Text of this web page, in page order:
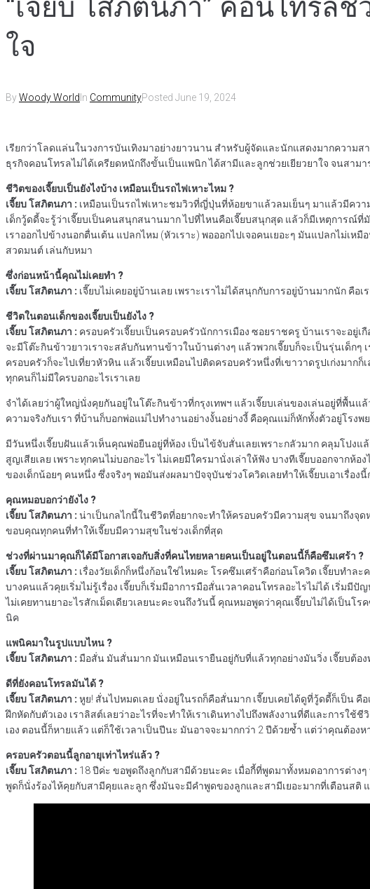
“เจี๊ยบ โสภิตนภา” คอนโทรล
ใจ
ByWoody World In CommunityPosted June 19, 2024
เรียกว่าโลดแล่นในวงการบันเทิงมาอย่างยาวนาน สำหรับผู้จัดและนักแสดงมากความส
ธุรกิจคอนโทรลไม่ได้เครียดหนักถึงขั้นเป็นแพนิก ได้สามีและลูกช่วยเยียวยาใจ จนสาม
ชีวิตของเจี๊ยบเป็นยังไงบ้าง เหมือนเป็นรถไฟเหาะไหม ?
เจี๊ยบ โสภิตนภา : เหมือนเป็นรถไฟเหาะชมวิวที่ญี่ปุ่นที่ห้อยขาแล้วลมเย็นๆ มาแล้วมีคว
เด็กวู้ดดี้จะรู้ว่าเจี๊ยบเป็นคนสนุกสนานมาก ไปที่ไหนคือเจี๊ยบสนุกสุด แล้วก็มีเหตุการณ์ที่
เราออกไปข้างนอกตื่นเต้น แปลกไหม (หัวเราะ) พอออกไปเจอคนเยอะๆ มันแปลกไม่เ
สวดมนต์ เล่นกับหมา
ซึ่งก่อนหน้านี้คุณไม่เคยทำ ?
เจี๊ยบ โสภิตนภา : เจี๊ยบไม่เคยอยู่บ้านเลย เพราะเราไม่ได้สนุกกับการอยู่บ้านมากนัก
ชีวิตในตอนเด็กของเจี๊ยบเป็นยังไง ?
เจี๊ยบ โสภิตนภา : ครอบครัวเจี๊ยบเป็นครอบครัวนักการเมือง ซอยราชครู บ้านเราจะ
จะมีโต๊ะกินข้าวยาวเราจะสลับกันทานข้าวในบ้านต่างๆ แล้วพวกเจี๊ยบก็จะเป็นรุ่นเด็
ครอบครัวก็จะไปเที่ยวหัวหิน แล้วเจี๊ยบเหมือนไปติดครอบครัวหนึ่งที่เขาวาดรูปเก่งมา
ทุกคนก็ไม่มีใครบอกอะไรเราเลย
จำได้เลยว่าผู้ใหญ่นั่งคุยกันอยู่ในโต๊ะกินข้าวที่กรุงเทพฯ แล้วเจี๊ยบเล่นของเล่นอยู่ที่พื้น
ความจริงกับเรา ที่บ้านก็บอกพ่อแม่ไปทำงานอย่างงั้นอย่างงี้ คือคุณแม่ก็หักทั้งตัวอยู่โรงพ
มีวันหนึ่งเจี๊ยบฝันแล้วเห็นคุณพ่อยืนอยู่ที่ห้อง เป็นไข้จับสั่นเลยเพราะกลัวมาก คลุมโปงแ
สูญเสียเลย เพราะทุกคนไม่บอกอะไร ไม่เคยมีใครมานั่งเล่าให้ฟัง บางทีเจี๊ยบออกจากห้
ของเด็กน้อยๆ คนหนึ่ง ซึ่งจริงๆ พอมันส่งผลมาปัจจุบันช่วงโควิดเลยทำให้เจี๊ยบเอาเรื่อ
คุณหมอบอกว่ายังไง ?
เจี๊ยบ โสภิตนภา :น่าเป็นกลไกนี้ในชีวิตที่อยากจะทำให้ครอบครัวมีความสุข จนมาถึงจุด
ขอบคุณทุกคนที่ทำให้เจี๊ยบมีความสุขในช่วงเด็กที่สุด
ช่วงที่ผ่านมาคุณก็ได้มีโอกาสเจอกับสิ่งที่คนไทยหลายคนเป็นอยู่ในตอนนี้ก็คือซึมเศร้า ?
เจี๊ยบ โสภิตนภา : เรื่องวัยเด็กก็หนึ่งก้อนใช่ไหมคะ โรคซึมเศร้าคือก่อนโควิด เจี๊ยบทำ
บางคนแล้วคุยเริ่มไม่รู้เรื่อง เจี๊ยบก็เริ่มมีอาการมือสั่นเวลาคอนโทรลอะไรไม่ได้ เริ่มมี
ไม่เคยทานยาอะไรสักเม็ดเดียวเลยนะคะจนถึงวันนี้ คุณหมอพูดว่าคุณเจี๊ยบไม่ได้เป็น
นิค
แพนิคมาในรูปแบบไหน ?
เจี๊ยบ โสภิตนภา : มือสั่น มันสั่นมาก มันเหมือนเรายืนอยู่กับที่แล้วทุกอย่างมันวิ่ง เจี๊ยบต้
ดีที่ยังคอนโทรลมันได้ ?
เจี๊ยบ โสภิตนภา :หูย! สั่นไปหมดเลย นั่งอยู่ในรถก็คือสั่นมาก เจี๊ยบเคยได้ดูที่วู้ดดี้ก็เป็น
ฝึกหัดกับตัวเอง เราลิสต์เลยว่าอะไรที่จะทำให้เราเดินทางไปถึงพลังงานที่ดีและการใช้
เอง ตอนนี้ก็หายแล้ว แต่ก็ใช้เวลาเป็นปีนะ มันอาจจะมากกว่า 2 ปีด้วยซ้ำ แต่ว่าคุณต้อง
ครอบครัวตอนนี้ลูกอายุเท่าไหร่แล้ว ?
เจี๊ยบ โสภิตนภา : 18 ปีค่ะ ขอพูดถึงลูกกับสามีด้วยนะคะ เมื่อกี้ที่พูดมาทั้งหมดอาการต่า
พูดก็นั่งร้องไห้คุยกับสามีคุยและลูก ซึ่งมันจะมีคำพูดของลูกและสามีเยอะมากที่เตือนส